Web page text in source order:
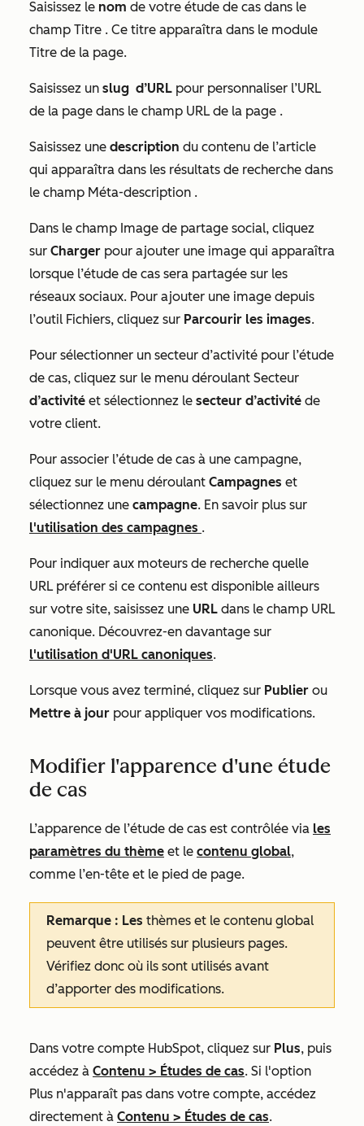
Saisissez le nom de votre étude de cas dans le
champ Titre . Ce titre apparaîtra dans le module
Titre de la page.
Saisissez un slug d’URL pour personnaliser l’URL
de la page dans le champ URL de la page .
Saisissez une description du contenu de l’article
qui apparaîtra dans les résultats de recherche dans
le champ Méta-description .
Dans le champ Image de partage social, cliquez
sur Charger pour ajouter une image qui apparaîtra
lorsque l’étude de cas sera partagée sur les
réseaux sociaux. Pour ajouter une image depuis
l’outil Fichiers, cliquez sur Parcourir les images.
Pour sélectionner un secteur d’activité pour l’étude
de cas, cliquez sur le menu déroulant Secteur
d’activité et sélectionnez le secteur d’activité de
votre client.
Pour associer l’étude de cas à une campagne,
cliquez sur le menu déroulant Campagnes et
sélectionnez une campagne. En savoir plus sur
l'utilisation des campagnes .
Pour indiquer aux moteurs de recherche quelle
URL préférer si ce contenu est disponible ailleurs
sur votre site, saisissez une URL dans le champ URL
canonique. Découvrez-en davantage sur
l'utilisation d'URL canoniques.
Lorsque vous avez terminé, cliquez sur Publier ou
Mettre à jour pour appliquer vos modifications.
Modifier l'apparence d'une étude
de cas
L’apparence de l’étude de cas est contrôlée via les
paramètres du thème et le contenu global,
comme l’en-tête et le pied de page.
Remarque : Les thèmes et le contenu global
peuvent être utilisés sur plusieurs pages.
Vérifiez donc où ils sont utilisés avant
d’apporter des modifications.
Dans votre compte HubSpot, cliquez sur Plus, puis
accédez à Contenu > Études de cas. Si l'option
Plus n'apparaît pas dans votre compte, accédez
directement à Contenu > Études de cas.